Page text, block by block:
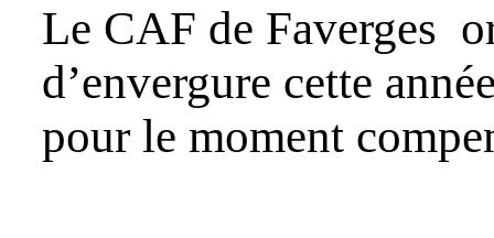
Le CAF de Faverges
d’envergure cette
pour le moment